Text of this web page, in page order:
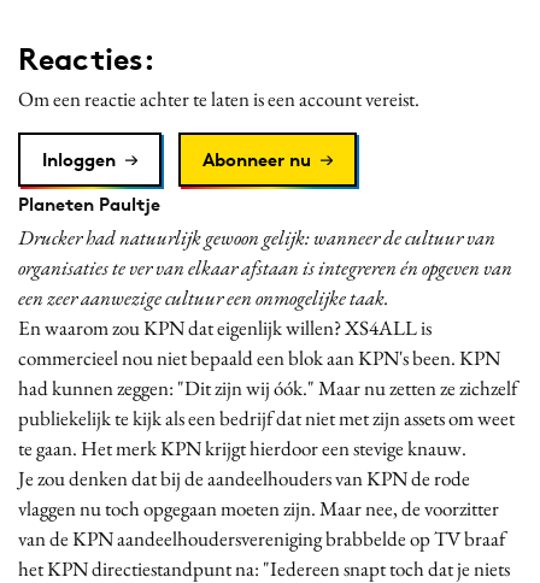
Reacties:
Om een reactie achter te laten is een account vereist.
Inloggen
Abonneer nu
Planeten Paultje
Drucker had natuurlijk gewoon gelijk: wanneer de cultuur van
organisaties te ver van elkaar afstaan is integreren én opgeven van
een zeer aanwezige cultuur een onmogelijke taak.
En waarom zou KPN dat eigenlijk willen? XS4ALL is
commercieel nou niet bepaald een blok aan KPN's been. KPN
had kunnen zeggen: "Dit zijn wij óók." Maar nu zetten ze zichzelf
publiekelijk te kijk als een bedrijf dat niet met zijn assets om weet
te gaan. Het merk KPN krijgt hierdoor een stevige knauw.
Je zou denken dat bij de aandeelhouders van KPN de rode
vlaggen nu toch opgegaan moeten zijn. Maar nee, de voorzitter
van de KPN aandeelhoudersvereniging brabbelde op TV braaf
het KPN directiestandpunt na: "Iedereen snapt toch dat je niets